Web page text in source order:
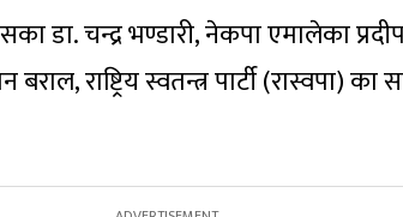
डा. चन्द्र भण्डारी, नेकपा एमालेका
राष्ट्रिय स्वतन्त्र पार्टी (रास्वपा)